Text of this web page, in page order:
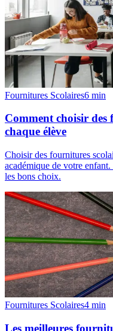
Fournitures Scolaires6 min
Comment choisir des
chaque élève
Choisir des fournitures
académique de votre
les bons choix.
Fournitures Scolaires4 min
Les meilleures